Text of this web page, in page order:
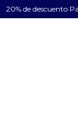
20% de descuento